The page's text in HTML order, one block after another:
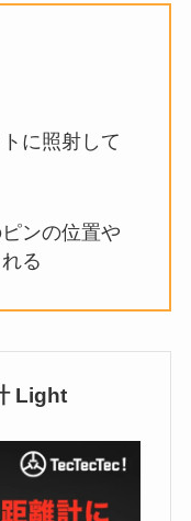
に照射して
ンの位置や
る
Light